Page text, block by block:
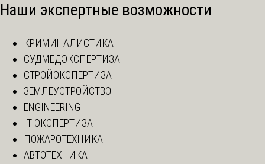
Наши экспертные возможности
КРИМИНАЛИСТИКА
СУДМЕДЭКСПЕРТИЗА
СТРОЙЭКСПЕРТИЗА
ЗЕМЛЕУСТРОЙСТВО
ENGINEERING
IT ЭКСПЕРТИЗА
ПОЖАРОТЕХНИКА
АВТОТЕХНИКА